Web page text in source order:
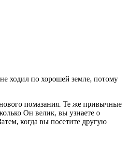
ходил по хорошей земле, потому
помазания. Те же привычные
Он велик, вы узнаете о
когда вы посетите другую